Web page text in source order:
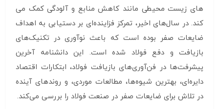
های زیست محیطی مانند کاهش منابع و آلودگی کمک می
کند. در سال‌های اخیر، تمرکز فزاینده‌ای بر دستیابی به اهداف
ضایعات صفر بوده است که باعث نوآوری در تکنیک‌های
بازیافت و دفع فولاد شده است. این دانشنامه آخرین
پیشرفت‌ها در فن‌آوری‌های بازیافت فولاد، ابتکارات اقتصاد
دایره‌ای، بهترین شیوه‌ها، مطالعات موردی، و روندهای آینده
در تلاش برای ضایعات صفر در صنعت فولاد را بررسی می‌کند.